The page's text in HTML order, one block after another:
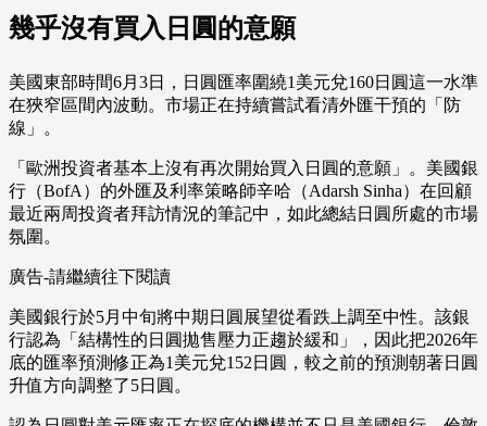
幾乎沒有買入日圓的意願
美國東部時間6月3日，日圓匯率圍繞1美元兌160日圓這一水準
在狹窄區間內波動。市場正在持續嘗試看清外匯干預的「防
線」。
「歐洲投資者基本上沒有再次開始買入日圓的意願」。美國銀
行（BofA）的外匯及利率策略師辛哈（Adarsh Sinha）在回顧
最近兩周投資者拜訪情況的筆記中，如此總結日圓所處的市場
氛圍。
廣告-請繼續往下閱讀
美國銀行於5月中旬將中期日圓展望從看跌上調至中性。該銀
行認為「結構性的日圓拋售壓力正趨於緩和」，因此把2026年
底的匯率預測修正為1美元兌152日圓，較之前的預測朝著日圓
升值方向調整了5日圓。